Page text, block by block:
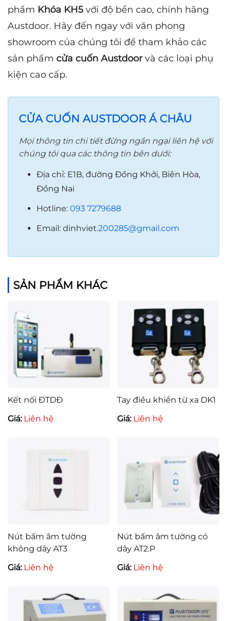
phẩm Khóa KH5với độ bền cao, chính hãng
Austdoor. Hãy đến ngay với văn phong
showroom của chúng tôi để tham khảo các
sản phẩm cửa cuốn Austdoorvà các loại phụ
kiện cao cấp.
CỬA CUỐN AUSTDOOR Á CHÂU
Mọi thông tin chi tiết đừng ngần ngại liên hệ với
chúng tôi qua các thông tin bên dưới:
Địa chỉ: E1B, đường Đồng Khởi, Biên Hòa,
Đồng Nai
Hotline: 093 7279688
Email: dinhviet.200285@gmail.com
SẢN PHẨM KHÁC
Kết nối ĐTDĐ
Giá: Liên hệ
Tay điều khiển từ xa DK1
Giá: Liên hệ
Nút bấm âm tường
không dây AT3
Giá: Liên hệ
Nút bấm âm tường có
dây AT2.P
Giá: Liên hệ